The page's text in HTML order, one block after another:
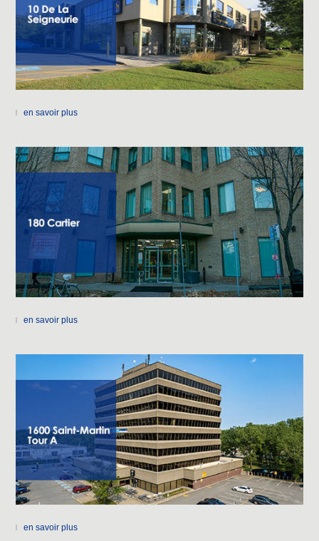
en savoir plus
en savoir plus
en savoir plus